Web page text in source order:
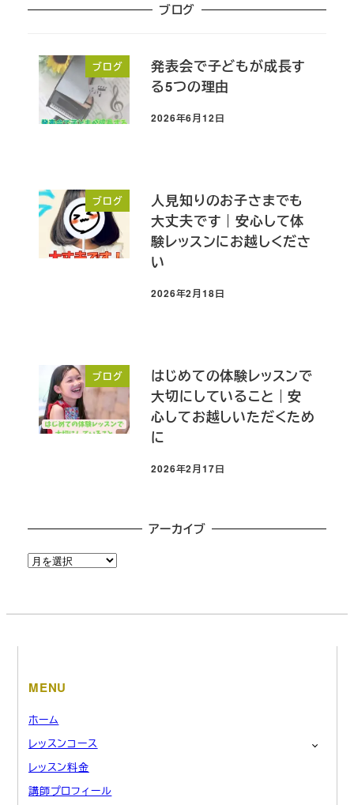
ブログ
ブログ
発表会で子どもが成長す
る5つの理由
投稿日
2026年6月12日
ブログ
人見知りのお子さまでも
大丈夫です｜安心して体
験レッスンにお越しくださ
い
投稿日
2026年2月18日
ブログ
はじめての体験レッスンで
大切にしていること｜安
心してお越しいただくため
に
投稿日
2026年2月17日
アーカイブ
ア
MENU
ホーム
レッスンコース
レッスン料金
講師プロフィール